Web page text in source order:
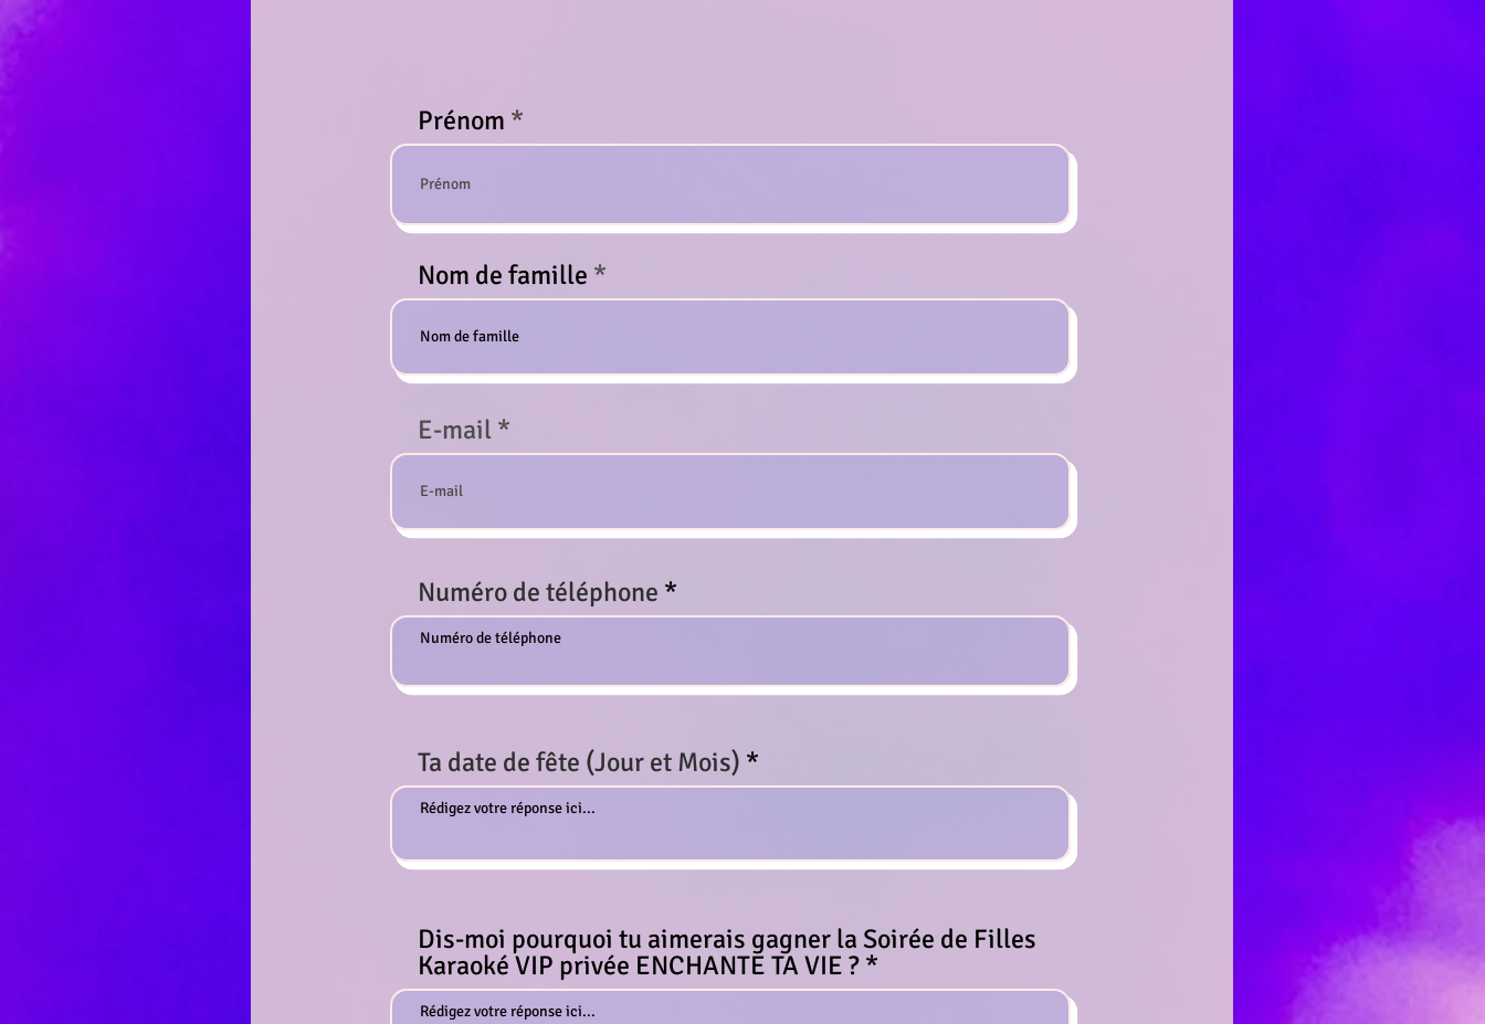
Prénom
Nom de famille
E-mail
Numéro de téléphone
Ta date de fête (Jour et Mois)
Dis-moi pourquoi tu aimerais gagner la Soirée de Filles
Karaoké VIP privée ENCHANTE TA VIE ?